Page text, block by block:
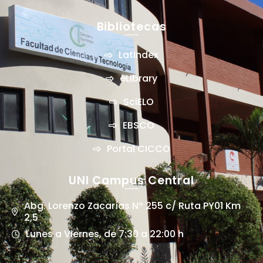
Bibliotecas
Latindex
eLibrary
SciELO
EBSCO
Portal CICCO
UNI Campus Central
Abg. Lorenzo Zacarías Nº 255 c/ Ruta PY01 Km
2,5
Lunes a Viernes, de 7:30 a 22:00 h